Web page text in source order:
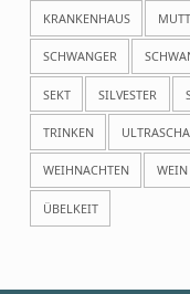
KRANKENHAUS
SCHWANGER
SEKT SILVESTER
TRINKEN
WEIHNACHTEN WEIN
ÜBELKEIT